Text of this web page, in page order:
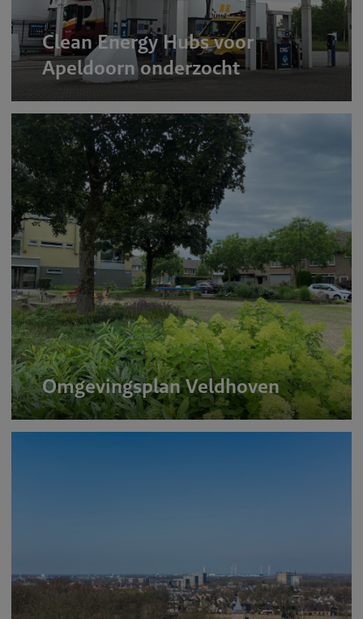
Clean Energy Hubs voor
Apeldoorn onderzocht
Omgevingsplan Veldhoven